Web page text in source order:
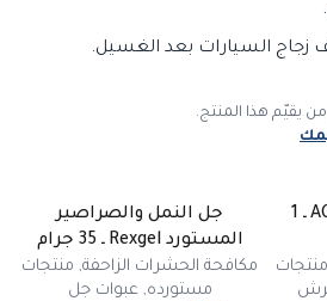
زجاج السيارات بعد الغسيل.
يقيّم هذا المنتج.
مبيد ذباب AGITA 10 WG ـ 1
منتجات
غير متوفر
جل النمل والصراصير
المستورد Rexgel ـ 35 جرام
مكافحة الحشرات الزاحفة, منتجات
مستورده,عبوات جل